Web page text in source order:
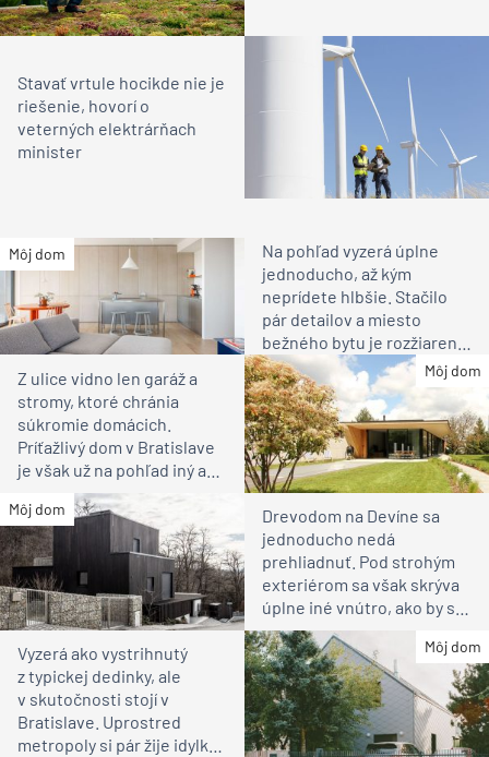
Stavať vrtule hocikde nie je
riešenie, hovorí o
veterných elektrárňach
minister
Môj dom
Na pohľad vyzerá úplne
jednoducho, až kým
neprídete hlbšie. Stačilo
pár detailov a miesto
bežného bytu je rozžiarené
bývanie pre rodinu
Môj dom
Z ulice vidno len garáž a
stromy, ktoré chránia
súkromie domácich.
Príťažlivý dom v Bratislave
je však už na pohľad iný ako
susedia
Môj dom
Drevodom na Devíne sa
jednoducho nedá
prehliadnuť. Pod strohým
exteriérom sa však skrýva
úplne iné vnútro, ako by ste
čakali
Môj dom
Vyzerá ako vystrihnutý
z typickej dedinky, ale
v skutočnosti stojí v
Bratislave. Uprostred
metropoly si pár žije idylku